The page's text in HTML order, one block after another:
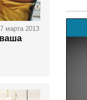
марта 2013